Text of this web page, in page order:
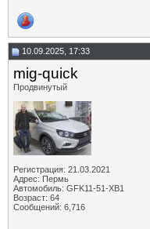
10.09.2025, 17:33
mig-quick
Продвинутый
Регистрация: 21.03.2021
Адрес: Пермь
Автомобиль: GFK11-51-ХВ1
Возраст: 64
Сообщений: 6,716